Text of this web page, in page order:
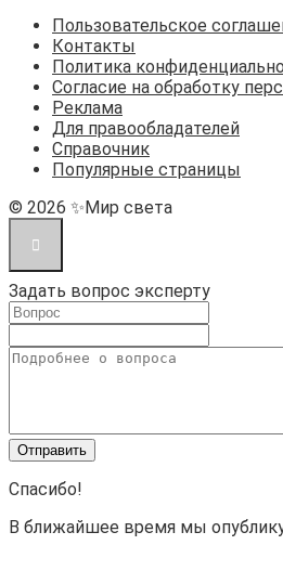
Пользовательское
Контакты
Политика
Согласие на обработку
Реклама
Для правообладателей
Справочник
Популярные страницы
© 2026 ✨Мир света
Задать вопрос эксперту
Спасибо!
В ближайшее время мы